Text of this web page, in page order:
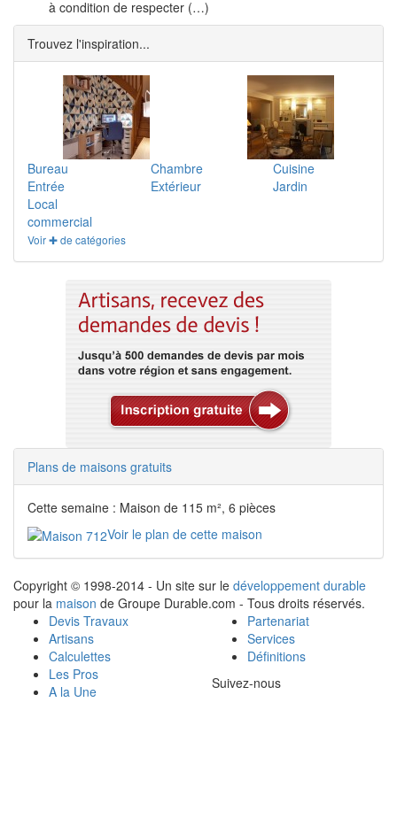
à condition de respecter (…)
Trouvez l'inspiration...
Bureau Chambre
Cuisine
Entrée
Extérieur
Jardin
Local
commercial
Voir ✚ de catégories
Plans de maisons gratuits
Cette semaine : Maison de 115 m², 6 pièces
Voir le plan de cette maison
Copyright © 1998-2014 - Un site sur le développement durable
pour la maison de Groupe Durable.com - Tous droits réservés.
Devis Travaux
Artisans
Calculettes
Les Pros
A la Une
Partenariat
Services
Définitions
Suivez-nous